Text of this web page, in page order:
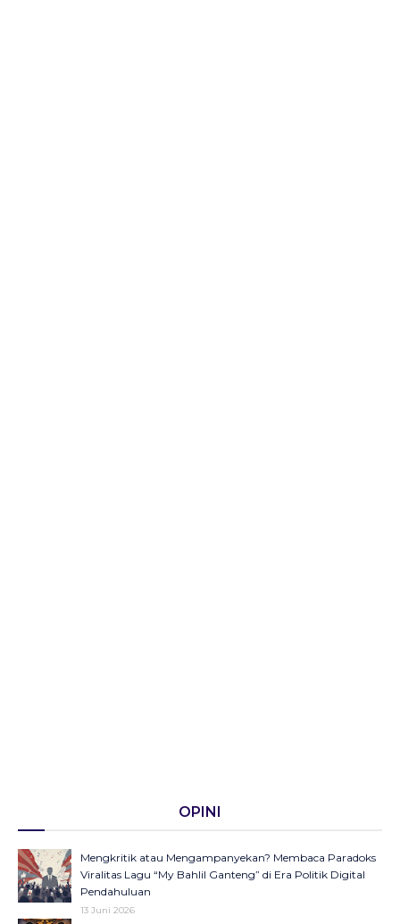
OPINI
Mengkritik atau Mengampanyekan? Membaca Paradoks
Viralitas Lagu “My Bahlil Ganteng” di Era Politik Digital
Pendahuluan
13 Juni 2026